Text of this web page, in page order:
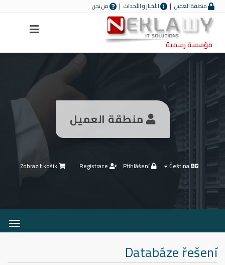
منطقة العميل الأخبار و الأحداث من نحن
مؤسسة رسمية
منطقة العميل
Přihlášení
Zobrazit košík
Databáze řešení